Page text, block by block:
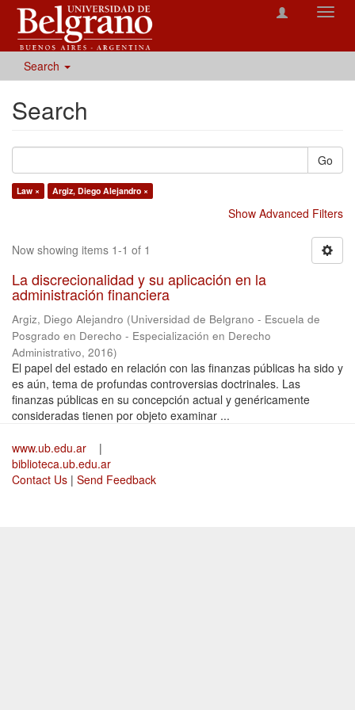
Search
Search
Go
Law × Argiz, Diego Alejandro ×
Show Advanced Filters
Now showing items 1-1 of 1
La discrecionalidad y su aplicación en la
administración financiera
Argiz, Diego Alejandro (Universidad de Belgrano - Escuela de
Posgrado en Derecho - Especialización en Derecho
Administrativo, 2016)
El papel del estado en relación con las finanzas públicas ha sido y
es aún, tema de profundas controversias doctrinales. Las
finanzas públicas en su concepción actual y genéricamente
consideradas tienen por objeto examinar ...
www.ub.edu.ar
|
biblioteca.ub.edu.ar
Contact Us | Send Feedback